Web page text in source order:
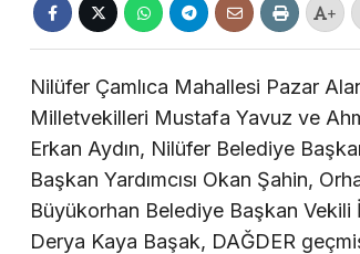
+
Nilüfer Çamlıca Mahallesi Pazar
Milletvekilleri Mustafa Yavuz ve
Erkan Aydın, Nilüfer Belediye
Başkan Yardımcısı Okan Şahin,
Büyükorhan Belediye Başkan Vekili
Derya Kaya Başak, DAĞDER